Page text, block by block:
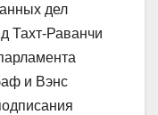
дел
Тахт-Раванчи
и Вэнс